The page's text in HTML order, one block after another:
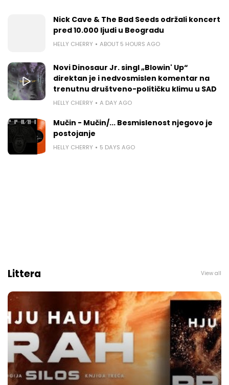
Nick Cave & The Bad Seeds održali koncert
pred 10.000 ljudi u Beogradu
HELLY CHERRY ABOUT 5 HOURS AGO
Novi Dinosaur Jr. singl „Blowin' Up“
direktan je i nedvosmislen komentar na
trenutnu društveno-političku klimu u SAD
HELLY CHERRY A DAY AGO
Mučin - Mučin/... Besmislenost njegovo je
postojanje
HELLY CHERRY 5 DAYS AGO
Littera View all